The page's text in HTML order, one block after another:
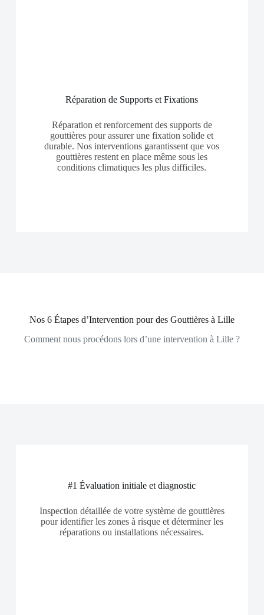
Réparation de Supports et Fixations
Réparation et renforcement des supports de
gouttières pour assurer une fixation solide et
durable. Nos interventions garantissent que vos
gouttières restent en place même sous les
conditions climatiques les plus difficiles.
Nos 6 Étapes d’Intervention pour des Gouttières à Lille
Comment nous procédons lors d’une intervention à Lille ?
#1 Évaluation initiale et diagnostic
Inspection détaillée de votre système de gouttières
pour identifier les zones à risque et déterminer les
réparations ou installations nécessaires.